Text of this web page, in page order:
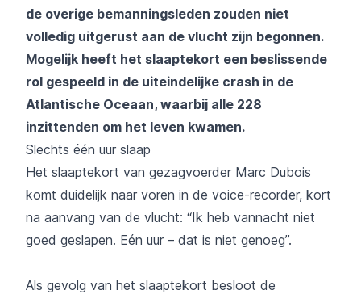
de overige bemanningsleden zouden niet
volledig uitgerust aan de vlucht zijn begonnen.
Mogelijk heeft het slaaptekort een beslissende
rol gespeeld in de uiteindelijke crash in de
Atlantische Oceaan, waarbij alle 228
inzittenden om het leven kwamen.
Slechts één uur slaap
Het slaaptekort van gezagvoerder Marc Dubois
komt duidelijk naar voren in de voice-recorder, kort
na aanvang van de vlucht: “Ik heb vannacht niet
goed geslapen. Eén uur – dat is niet genoeg”.
Als gevolg van het slaaptekort besloot de